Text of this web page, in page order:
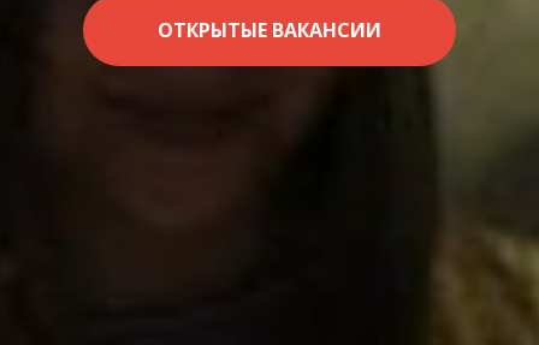
ОТКРЫТЫЕ ВАКАНСИИ